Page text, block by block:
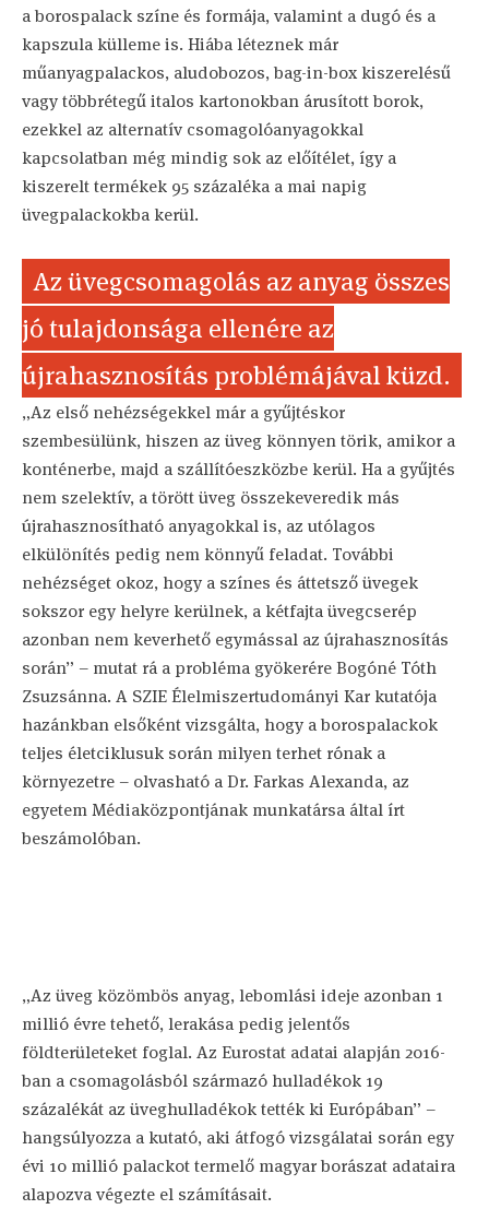
a borospalack színe és formája, valamint a dugó és a
kapszula külleme is. Hiába léteznek már
műanyagpalackos, aludobozos, bag-in-box kiszerelésű
vagy többrétegű italos kartonokban árusított borok,
ezekkel az alternatív csomagolóanyagokkal
kapcsolatban még mindig sok az előítélet, így a
kiszerelt termékek 95 százaléka a mai napig
üvegpalackokba kerül.
Az üvegcsomagolás az anyag összes
jó tulajdonsága ellenére az
újrahasznosítás problémájával küzd.
„Az első nehézségekkel már a gyűjtéskor
szembesülünk, hiszen az üveg könnyen törik, amikor a
konténerbe, majd a szállítóeszközbe kerül. Ha a gyűjtés
nem szelektív, a törött üveg összekeveredik más
újrahasznosítható anyagokkal is, az utólagos
elkülönítés pedig nem könnyű feladat. További
nehézséget okoz, hogy a színes és áttetsző üvegek
sokszor egy helyre kerülnek, a kétfajta üvegcserép
azonban nem keverhető egymással az újrahasznosítás
során” – mutat rá a probléma gyökerére Bogóné Tóth
Zsuzsánna. A SZIE Élelmiszertudományi Kar kutatója
hazánkban elsőként vizsgálta, hogy a borospalackok
teljes életciklusuk során milyen terhet rónak a
környezetre – olvasható a Dr. Farkas Alexanda, az
egyetem Médiaközpontjának munkatársa által írt
beszámolóban.
„Az üveg közömbös anyag, lebomlási ideje azonban 1
millió évre tehető, lerakása pedig jelentős
földterületeket foglal. Az Eurostat adatai alapján 2016-
ban a csomagolásból származó hulladékok 19
százalékát az üveghulladékok tették ki Európában” –
hangsúlyozza a kutató, aki átfogó vizsgálatai során egy
évi 10 millió palackot termelő magyar borászat adataira
alapozva végezte el számításait.